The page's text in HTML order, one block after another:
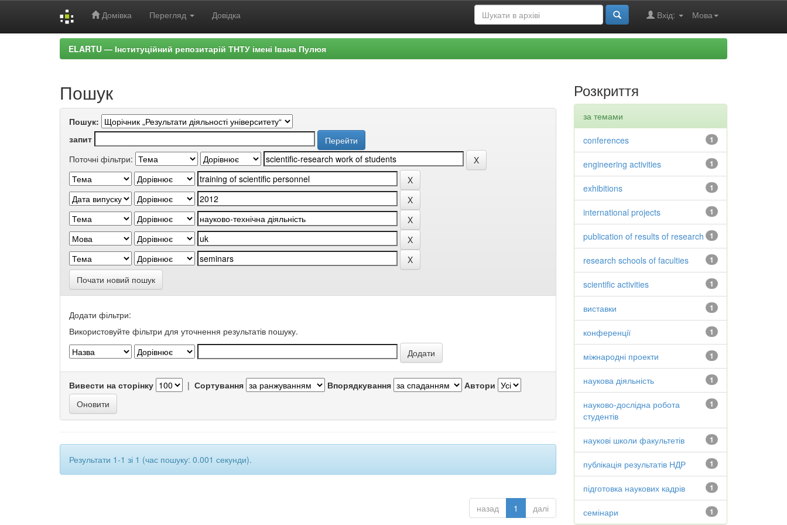
Домівка Перегляд Довідка Мова
Вхід:
ELARTU — Інституційний репозитарій ТНТУ імені Івана Пулюя
Пошук
Пошук:
запит
Поточні фільтри:
Почати новий пошук
Додати фільтри:
Використовуйте фільтри для уточнення результатів пошуку.
Вивести на сторінку | Сортування Впорядкування Автори
Результати 1-1 зі 1 (час пошуку: 0.001 секунди).
назад 1 далі
Розкриття
за темами
1
conferences
1
engineering activities
1
exhibitions
1
international projects
1
publication of results of research
1
research schools of faculties
1
scientific activities
1
виставки
1
конференції
1
міжнародні проекти
1
наукова діяльність
1
науково-дослідна робота
студентів
1
наукові школи факультетів
1
публікація результатів НДР
1
підготовка наукових кадрів
1
семінари